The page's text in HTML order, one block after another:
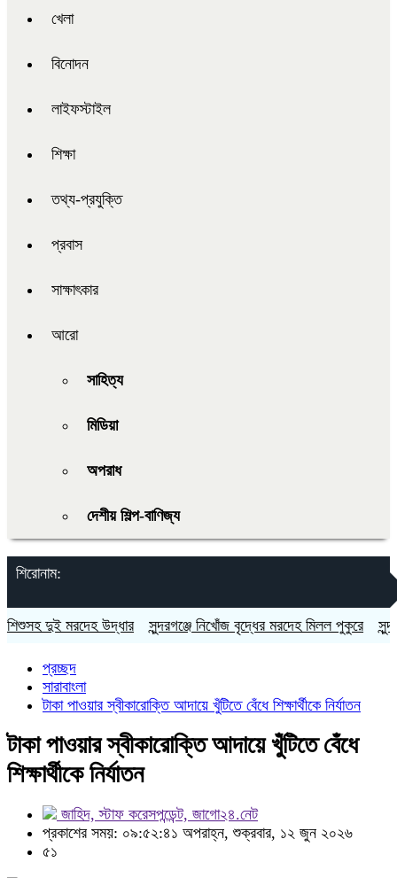
খেলা
বিনোদন
লাইফস্টাইল
শিক্ষা
তথ্য-প্রযুক্তি
প্রবাস
সাক্ষাৎকার
আরো
সাহিত্য
মিডিয়া
অপরাধ
দেশীয় শিল্প-বাণিজ্য
শিরোনাম:
দুই মরদেহ উদ্ধার সুন্দরগঞ্জে নিখোঁজ বৃদ্ধের মরদেহ মিলল পুকুরে
প্রচ্ছদ
সারাবাংলা
টাকা পাওয়ার স্বীকারোক্তি আদায়ে খুঁটিতে বেঁধে শিক্ষার্থীকে নির্যাতন
টাকা পাওয়ার স্বীকারোক্তি আদায়ে খুঁটিতে বেঁধে
শিক্ষার্থীকে নির্যাতন
জাহিদ, স্টাফ করেসপন্ডেন্ট, জাগো২৪.নেট
প্রকাশের সময়: ০৯:৫২:৪১ অপরাহ্ন, শুক্রবার, ১২ জুন ২০২৬
৫১